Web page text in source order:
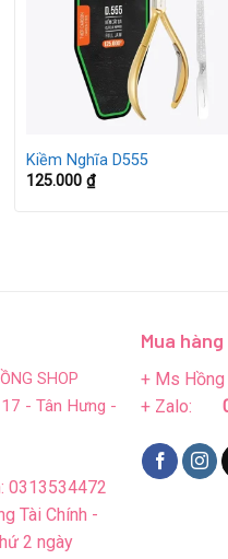
Kiềm Nghĩa D555
125.000 ₫
SHOP
- Tân Hưng -
0313534472
Tài Chính -
2 ngày
Mua
+ Ms Hồng
+ Zalo: